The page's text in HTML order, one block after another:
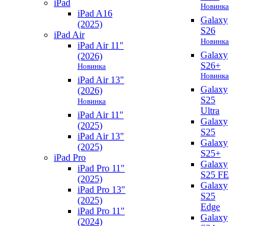
iPad
iPad A16
(2025)
iPad Air
iPad Air 11"
(2026)
Новинка
iPad Air 13"
(2026)
Новинка
iPad Air 11"
(2025)
iPad Air 13"
(2025)
iPad Pro
iPad Pro 11"
(2025)
iPad Pro 13"
(2025)
iPad Pro 11"
(2024)
Новинка
Galaxy
S26
Новинка
Galaxy
S26+
Новинка
Galaxy
S25
Ultra
Galaxy
S25
Galaxy
S25+
Galaxy
S25 FE
Galaxy
S25
Edge
Galaxy